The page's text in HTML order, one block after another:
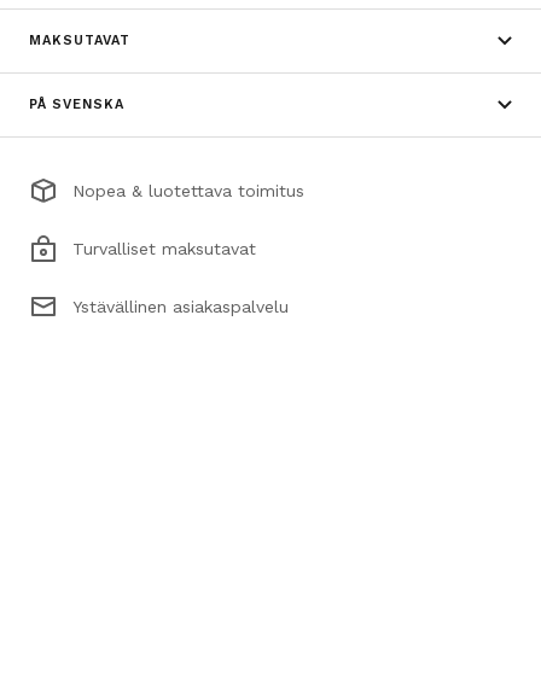
MAKSUTAVAT
PÅ SVENSKA
Nopea & luotettava toimitus
Turvalliset maksutavat
Ystävällinen asiakaspalvelu